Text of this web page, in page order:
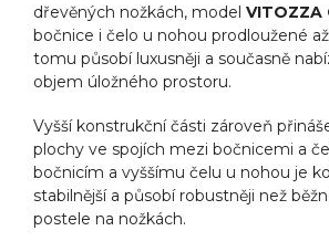
dřevěných nožkách, model VITOZZA
bočnice i čelo u nohou prodloužené
tomu působí luxusněji a současně
objem úložného prostoru.
Vyšší konstrukční části zároveň
plochy ve spojích mezi bočnicemi a
bočnicím a vyššímu čelu u nohou je
stabilnější a působí robustněji než
postele na nožkách.